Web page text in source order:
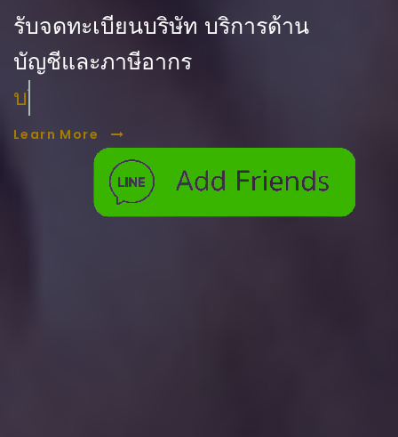
รับจดทะเบียนบริษัท บริการด้าน
บัญชีและภาษีอากร
บริการ ตรวจสอบบัญชี
Learn More